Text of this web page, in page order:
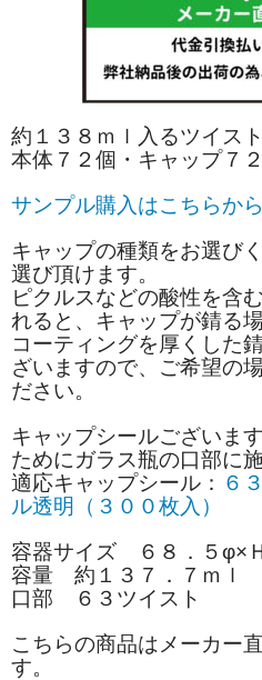
約１３８ｍｌ入るツイス
本体７２個・キャップ７
サンプル購入はこちらから
キャップの種類をお選び
選び頂けます。
ピクルスなどの酸性を含
れると、キャップが錆る
コーティングを厚くした
ざいますので、ご希望の
ださい。
キャップシールございま
ためにガラス瓶の口部に
適応キャップシール： ６
ル透明（３００枚入）
容器サイズ ６８．５φ×
容量 約１３７．７ｍｌ
口部 ６３ツイスト
こちらの商品はメーカー
す。